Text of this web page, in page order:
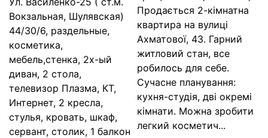
Вокзальная, Шулявская)
44/30/6, раздельные,
косметика,
мебель,стенка, 2х-ый
диван, 2 стола,
телевизор Плазма, КТ,
Интернет, 2 кресла,
стулья, кровать, шкаф,
сервант, столик, 1 балкон
Продається 2-кімнатна
квартира на вулиці
Ахматової, 43. Гарний
житловий стан, все
робилось для себе.
Сучасне планування:
кухня-студія, дві окремі
кімнати. Можна зробити
легкий косметич...